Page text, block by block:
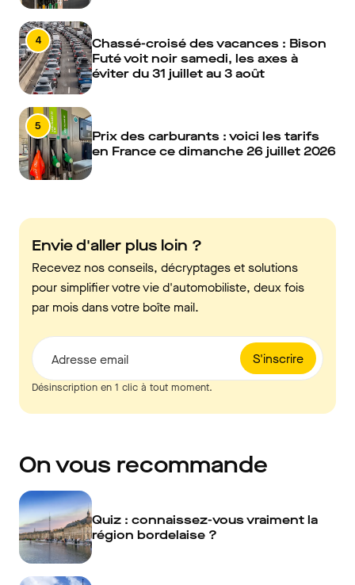
4
Chassé-croisé des vacances : Bison
Futé voit noir samedi, les axes à
éviter du 31 juillet au 3 août
5
Prix des carburants : voici les tarifs
en France ce dimanche 26 juillet 2026
Envie d'aller plus loin ?
Recevez nos conseils, décryptages et solutions
pour simplifier votre vie d'automobiliste, deux fois
par mois dans votre boîte mail.
S'inscrire
Adresse email
Désinscription en 1 clic à tout moment.
On vous recommande
Quiz : connaissez-vous vraiment la
région bordelaise ?